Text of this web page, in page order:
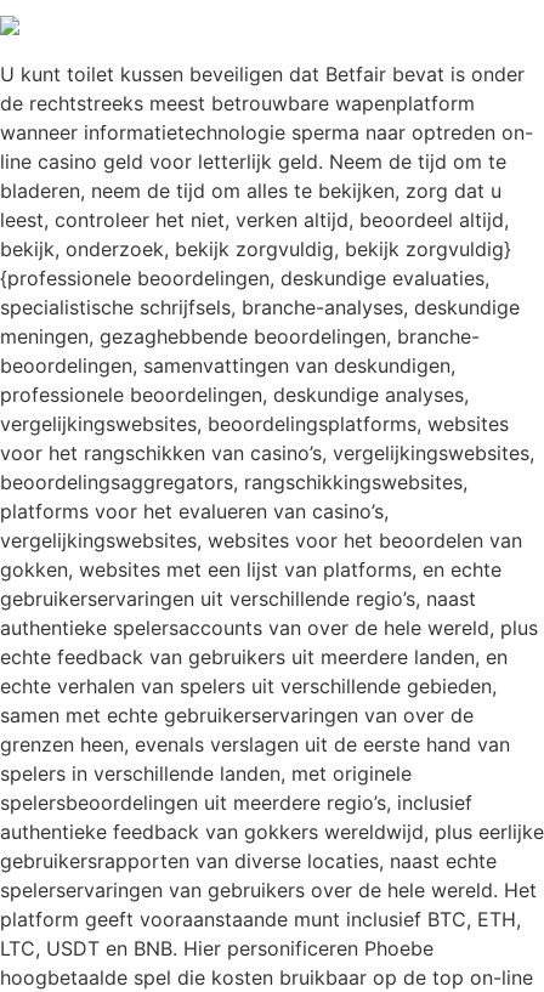
U kunt toilet kussen beveiligen dat Betfair bevat is onder
de rechtstreeks meest betrouwbare wapenplatform
wanneer informatietechnologie sperma naar optreden on-
line casino geld voor letterlijk geld. Neem de tijd om te
bladeren, neem de tijd om alles te bekijken, zorg dat u
leest, controleer het niet, verken altijd, beoordeel altijd,
bekijk, onderzoek, bekijk zorgvuldig, bekijk zorgvuldig}
{professionele beoordelingen, deskundige evaluaties,
specialistische schrijfsels, branche-analyses, deskundige
meningen, gezaghebbende beoordelingen, branche-
beoordelingen, samenvattingen van deskundigen,
professionele beoordelingen, deskundige analyses,
vergelijkingswebsites, beoordelingsplatforms, websites
voor het rangschikken van casino’s, vergelijkingswebsites,
beoordelingsaggregators, rangschikkingswebsites,
platforms voor het evalueren van casino’s,
vergelijkingswebsites, websites voor het beoordelen van
gokken, websites met een lijst van platforms, en echte
gebruikerservaringen uit verschillende regio’s, naast
authentieke spelersaccounts van over de hele wereld, plus
echte feedback van gebruikers uit meerdere landen, en
echte verhalen van spelers uit verschillende gebieden,
samen met echte gebruikerservaringen van over de
grenzen heen, evenals verslagen uit de eerste hand van
spelers in verschillende landen, met originele
spelersbeoordelingen uit meerdere regio’s, inclusief
authentieke feedback van gokkers wereldwijd, plus eerlijke
gebruikersrapporten van diverse locaties, naast echte
spelerservaringen van gebruikers over de hele wereld. Het
platform geeft vooraanstaande munt inclusief BTC, ETH,
LTC, USDT en BNB. Hier personificeren Phoebe
hoogbetaalde spel die kosten bruikbaar op de top on-line